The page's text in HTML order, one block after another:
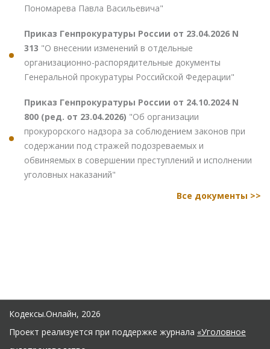
Пономарева Павла Васильевича"
Приказ Генпрокуратуры России от 23.04.2026 N
313 "О внесении изменений в отдельные
организационно-распорядительные документы
Генеральной прокуратуры Российской Федерации"
Приказ Генпрокуратуры России от 24.10.2024 N
800 (ред. от 23.04.2026) "Об организации
прокурорского надзора за соблюдением законов при
содержании под стражей подозреваемых и
обвиняемых в совершении преступлений и исполнении
уголовных наказаний"
Все документы >>
Кодексы.Онлайн, 2026
Проект реализуется при поддержке журнала «Уголовное